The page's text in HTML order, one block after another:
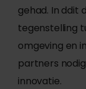
gehad. In ddit
tegenstelling
omgeving en
partners
innovatie.